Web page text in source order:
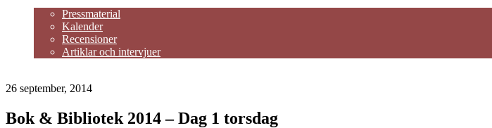
Pressmaterial
Kalender
Recensioner
Artiklar och intervjuer
26 september, 2014
Bok & Bibliotek 2014 – Dag 1 torsdag